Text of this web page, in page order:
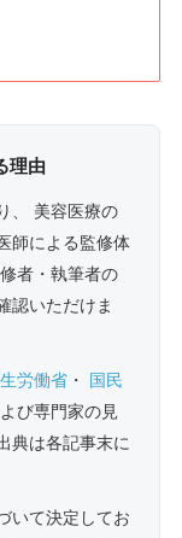
理由
、 美容医療の
師による監修体
者・執筆者の
認いただけま
労働省・
国民
び専門家の見
典は各記事末に
いて決定してお